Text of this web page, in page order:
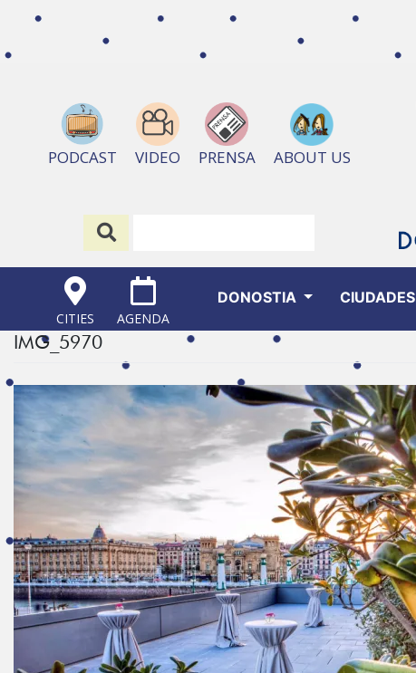
PODCAST VIDEO PRENSA ABOUT US
CITIES AGENDA
DONOSTIA CIUDADES
IMG_5970